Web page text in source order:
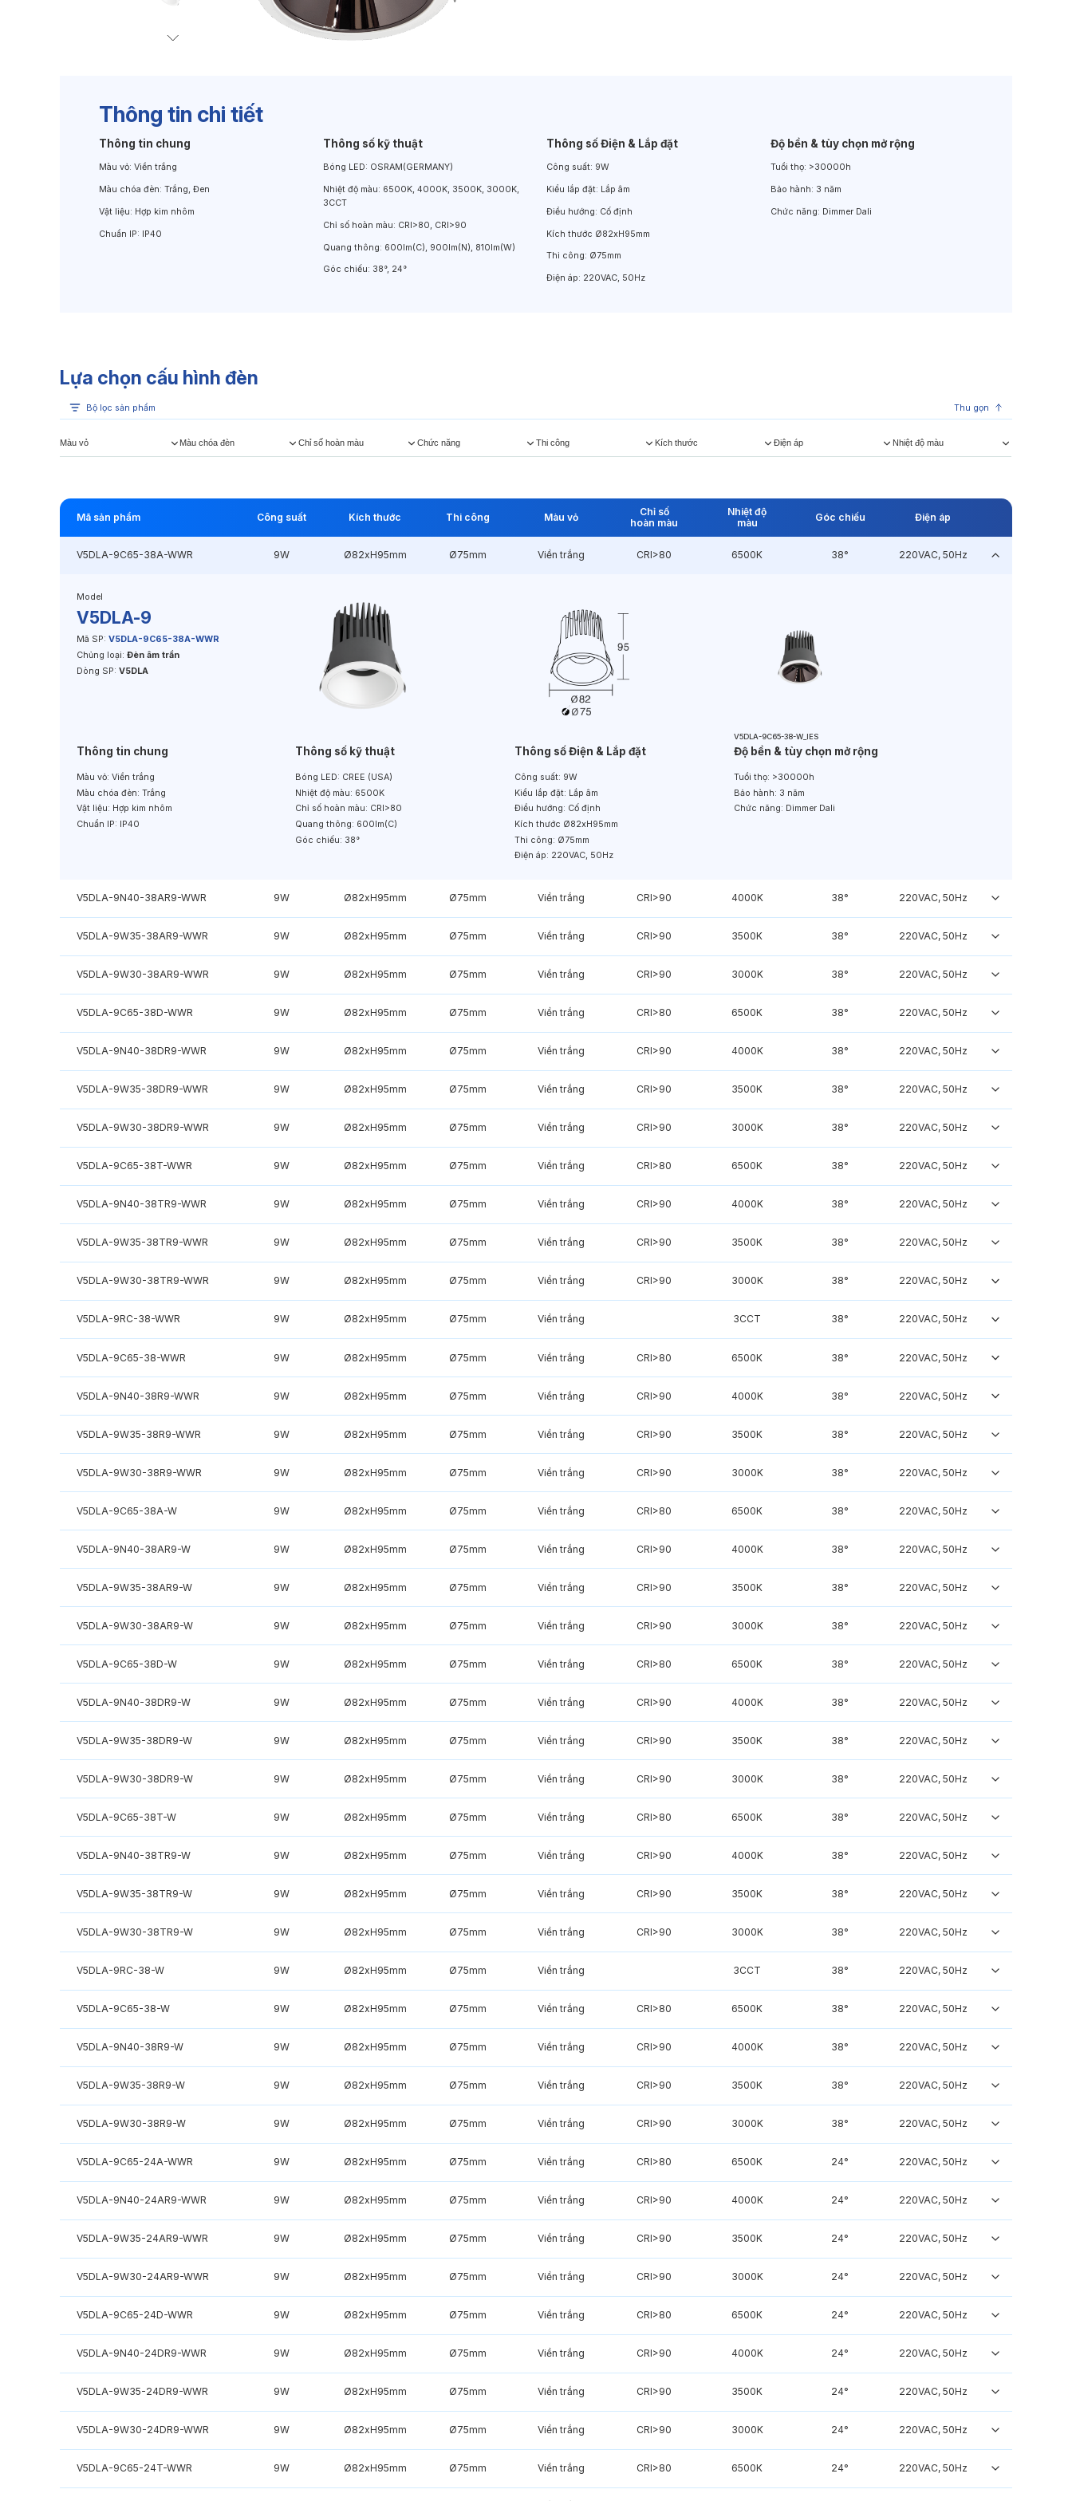
Thông tin chi tiết
Thông tin chung
Màu vỏ: Viền trắng
Màu chóa đèn: Trắng, Đen
Vật liệu: Hợp kim nhôm
Chuẩn IP: IP40
Thông số kỹ thuật
Bóng LED: OSRAM(GERMANY)
Nhiệt độ màu: 6500K, 4000K, 3500K, 3000K,
3CCT
Chỉ số hoàn màu: CRI>80, CRI>90
Quang thông: 600lm(C), 900lm(N), 810lm(W)
Góc chiếu: 38°, 24°
Thông số Điện & Lắp đặt
Công suất: 9W
Kiểu lắp đặt: Lắp âm
Điều hướng: Cố định
Kích thước Ø82xH95mm
Thi công: Ø75mm
Điện áp: 220VAC, 50Hz
Độ bền & tùy chọn mở rộng
Tuổi thọ: >30000h
Bảo hành: 3 năm
Chức năng: Dimmer Dali
Lựa chọn cấu hình đèn
Bộ lọc sản phẩm Thu gọn
Màu vỏ Màu chóa đèn Chỉ số hoàn màu Chức năng Thi công Kích thước Điện áp Nhiệt độ màu
Mã sản phẩm Công suất Kích thước Thi công Màu vỏ
Chỉ số
hoàn màu
Nhiệt độ
màu
Góc chiếu Điện áp
V5DLA-9C65-38A-WWR 9W Ø82xH95mm Ø75mm Viền trắng CRI>80 6500K 38° 220VAC, 50Hz
Model
V5DLA-9
Mã SP: V5DLA-9C65-38A-WWR
Chủng loại: Đèn âm trần
Dòng SP: V5DLA
V5DLA-9C65-38-W_IES
Thông tin chung
Màu vỏ: Viền trắng
Màu chóa đèn: Trắng
Vật liệu: Hợp kim nhôm
Chuẩn IP:
IP40
Thông số kỹ thuật
Bóng LED: CREE (USA)
Nhiệt độ màu: 6500K
Chỉ số hoàn màu: CRI>80
Quang thông: 600lm(C)
Góc chiếu: 38°
Thông số Điện & Lắp đặt
Công suất: 9W
Kiểu lắp đặt: Lắp âm
Điều hướng: Cố định
Kích thước Ø82xH95mm
Thi công: Ø75mm
Điện áp: 220VAC, 50Hz
Độ bền & tùy chọn mở rộng
Tuổi thọ: >30000h
Bảo hành: 3 năm
Chức năng: Dimmer Dali
V5DLA-9N40-38AR9-WWR 9W Ø82xH95mm Ø75mm Viền trắng CRI>90 4000K 38° 220VAC, 50Hz
V5DLA-9W35-38AR9-WWR 9W Ø82xH95mm Ø75mm Viền trắng CRI>90 3500K 38° 220VAC, 50Hz
V5DLA-9W30-38AR9-WWR 9W Ø82xH95mm Ø75mm Viền trắng CRI>90 3000K 38° 220VAC, 50Hz
V5DLA-9C65-38D-WWR 9W Ø82xH95mm Ø75mm Viền trắng CRI>80 6500K 38° 220VAC, 50Hz
V5DLA-9N40-38DR9-WWR 9W Ø82xH95mm Ø75mm Viền trắng CRI>90 4000K 38° 220VAC, 50Hz
V5DLA-9W35-38DR9-WWR 9W Ø82xH95mm Ø75mm Viền trắng CRI>90 3500K 38° 220VAC, 50Hz
V5DLA-9W30-38DR9-WWR 9W Ø82xH95mm Ø75mm Viền trắng CRI>90 3000K 38° 220VAC, 50Hz
V5DLA-9C65-38T-WWR 9W Ø82xH95mm Ø75mm Viền trắng CRI>80 6500K 38° 220VAC, 50Hz
V5DLA-9N40-38TR9-WWR 9W Ø82xH95mm Ø75mm Viền trắng CRI>90 4000K 38° 220VAC, 50Hz
V5DLA-9W35-38TR9-WWR 9W Ø82xH95mm Ø75mm Viền trắng CRI>90 3500K 38° 220VAC, 50Hz
V5DLA-9W30-38TR9-WWR 9W Ø82xH95mm Ø75mm Viền trắng CRI>90 3000K 38° 220VAC, 50Hz
V5DLA-9RC-38-WWR 9W Ø82xH95mm Ø75mm Viền trắng 3CCT 38° 220VAC, 50Hz
V5DLA-9C65-38-WWR 9W Ø82xH95mm Ø75mm Viền trắng CRI>80 6500K 38° 220VAC, 50Hz
V5DLA-9N40-38R9-WWR 9W Ø82xH95mm Ø75mm Viền trắng CRI>90 4000K 38° 220VAC, 50Hz
V5DLA-9W35-38R9-WWR 9W Ø82xH95mm Ø75mm Viền trắng CRI>90 3500K 38° 220VAC, 50Hz
V5DLA-9W30-38R9-WWR 9W Ø82xH95mm Ø75mm Viền trắng CRI>90 3000K 38° 220VAC, 50Hz
V5DLA-9C65-38A-W 9W Ø82xH95mm Ø75mm Viền trắng CRI>80 6500K 38° 220VAC, 50Hz
V5DLA-9N40-38AR9-W 9W Ø82xH95mm Ø75mm Viền trắng CRI>90 4000K 38° 220VAC, 50Hz
V5DLA-9W35-38AR9-W 9W Ø82xH95mm Ø75mm Viền trắng CRI>90 3500K 38° 220VAC, 50Hz
V5DLA-9W30-38AR9-W 9W Ø82xH95mm Ø75mm Viền trắng CRI>90 3000K 38° 220VAC, 50Hz
V5DLA-9C65-38D-W 9W Ø82xH95mm Ø75mm Viền trắng CRI>80 6500K 38° 220VAC, 50Hz
V5DLA-9N40-38DR9-W 9W Ø82xH95mm Ø75mm Viền trắng CRI>90 4000K 38° 220VAC, 50Hz
V5DLA-9W35-38DR9-W 9W Ø82xH95mm Ø75mm Viền trắng CRI>90 3500K 38° 220VAC, 50Hz
V5DLA-9W30-38DR9-W 9W Ø82xH95mm Ø75mm Viền trắng CRI>90 3000K 38° 220VAC, 50Hz
V5DLA-9C65-38T-W 9W Ø82xH95mm Ø75mm Viền trắng CRI>80 6500K 38° 220VAC, 50Hz
V5DLA-9N40-38TR9-W 9W Ø82xH95mm Ø75mm Viền trắng CRI>90 4000K 38° 220VAC, 50Hz
V5DLA-9W35-38TR9-W 9W Ø82xH95mm Ø75mm Viền trắng CRI>90 3500K 38° 220VAC, 50Hz
V5DLA-9W30-38TR9-W 9W Ø82xH95mm Ø75mm Viền trắng CRI>90 3000K 38° 220VAC, 50Hz
V5DLA-9RC-38-W 9W Ø82xH95mm Ø75mm Viền trắng 3CCT 38° 220VAC, 50Hz
V5DLA-9C65-38-W 9W Ø82xH95mm Ø75mm Viền trắng CRI>80 6500K 38° 220VAC, 50Hz
V5DLA-9N40-38R9-W 9W Ø82xH95mm Ø75mm Viền trắng CRI>90 4000K 38° 220VAC, 50Hz
V5DLA-9W35-38R9-W 9W Ø82xH95mm Ø75mm Viền trắng CRI>90 3500K 38° 220VAC, 50Hz
V5DLA-9W30-38R9-W 9W Ø82xH95mm Ø75mm Viền trắng CRI>90 3000K 38° 220VAC, 50Hz
V5DLA-9C65-24A-WWR 9W Ø82xH95mm Ø75mm Viền trắng CRI>80 6500K 24° 220VAC, 50Hz
V5DLA-9N40-24AR9-WWR 9W Ø82xH95mm Ø75mm Viền trắng CRI>90 4000K 24° 220VAC, 50Hz
V5DLA-9W35-24AR9-WWR 9W Ø82xH95mm Ø75mm Viền trắng CRI>90 3500K 24° 220VAC, 50Hz
V5DLA-9W30-24AR9-WWR 9W Ø82xH95mm Ø75mm Viền trắng CRI>90 3000K 24° 220VAC, 50Hz
V5DLA-9C65-24D-WWR 9W Ø82xH95mm Ø75mm Viền trắng CRI>80 6500K 24° 220VAC, 50Hz
V5DLA-9N40-24DR9-WWR 9W Ø82xH95mm Ø75mm Viền trắng CRI>90 4000K 24° 220VAC, 50Hz
V5DLA-9W35-24DR9-WWR 9W Ø82xH95mm Ø75mm Viền trắng CRI>90 3500K 24° 220VAC, 50Hz
V5DLA-9W30-24DR9-WWR 9W Ø82xH95mm Ø75mm Viền trắng CRI>90 3000K 24° 220VAC, 50Hz
V5DLA-9C65-24T-WWR 9W Ø82xH95mm Ø75mm Viền trắng CRI>80 6500K 24° 220VAC, 50Hz